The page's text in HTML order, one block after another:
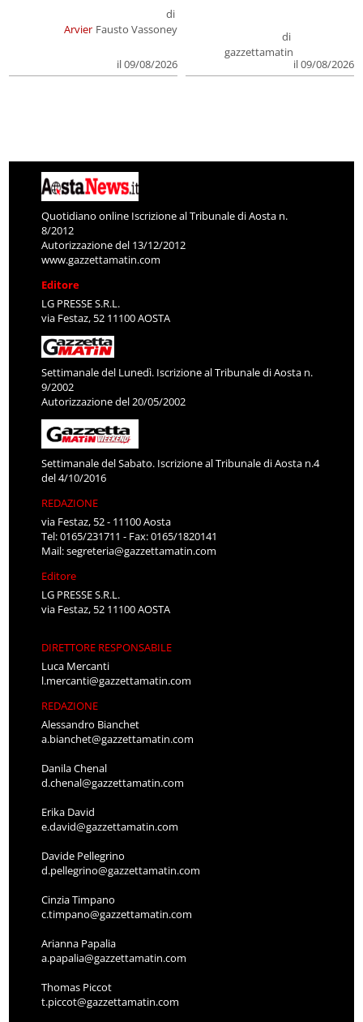
Arvier
di
Fausto Vassoney
il 09/08/2026
di
gazzettamatin
il 09/08/2026
Quotidiano online Iscrizione al Tribunale di Aosta n.
8/2012
Autorizzazione del 13/12/2012
www.gazzettamatin.com
Editore
LG PRESSE S.R.L.
via Festaz, 52 11100 AOSTA
Settimanale del Lunedì. Iscrizione al Tribunale di Aosta n.
9/2002
Autorizzazione del 20/05/2002
Settimanale del Sabato. Iscrizione al Tribunale di Aosta n.4
del 4/10/2016
REDAZIONE
via Festaz, 52 - 11100 Aosta
Tel: 0165/231711 - Fax: 0165/1820141
Mail:segreteria@gazzettamatin.com
Editore
LG PRESSE S.R.L.
via Festaz, 52 11100 AOSTA
DIRETTORE RESPONSABILE
Luca Mercanti
l.mercanti@gazzettamatin.com
REDAZIONE
Alessandro Bianchet
a.bianchet@gazzettamatin.com
Danila Chenal
d.chenal@gazzettamatin.com
Erika David
e.david@gazzettamatin.com
Davide Pellegrino
d.pellegrino@gazzettamatin.com
Cinzia Timpano
c.timpano@gazzettamatin.com
Arianna Papalia
a.papalia@gazzettamatin.com
Thomas Piccot
t.piccot@gazzettamatin.com